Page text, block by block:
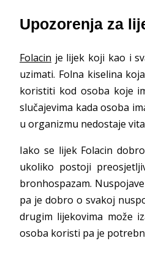
Upozorenja za
Folacin je lijek koji kao i
uzimati. Folna kiselina
koristiti kod osoba koje
slučajevima kada osoba
u organizmu nedostaje
Iako se lijek Folacin
ukoliko postoji
bronhospazam.
pa je dobro o svakoj
drugim lijekovima može
osoba koristi pa je